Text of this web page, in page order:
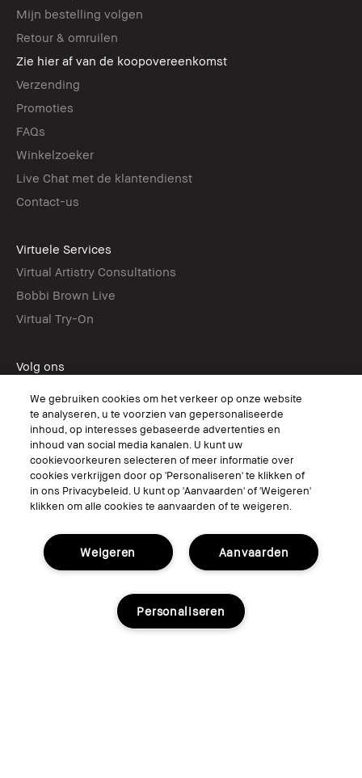
Mijn bestelling volgen
Retour & omruilen
Zie hier af van de koopovereenkomst
Verzending
Promoties
FAQs
Winkelzoeker
Live Chat met de klantendienst
Contact-us
Virtuele Services
Virtual Artistry Consultations
Bobbi Brown Live
Virtual Try-On
Volg ons
© Bobbi Brown Professional Cosmetics, Inc. All worldwide rights reserved.
Algemene voorwaarden
Mijn persoonlijke informatie niet verkopen of delen/Gerichte
advertenties
Het gebruik van mijn gevoelige persoonlijke informatie beperken
Privacybeleid
Beheer van sitecookies
We gebruiken cookies om het verkeer op onze website
te analyseren, u te voorzien van gepersonaliseerde
inhoud, op interesses gebaseerde advertenties en
inhoud van social media kanalen. U kunt uw
cookievoorkeuren selecteren of meer informatie over
cookies verkrijgen door op 'Personaliseren' te klikken of
in ons Privacybeleid. U kunt op 'Aanvaarden' of 'Weigeren'
klikken om alle cookies te aanvaarden of te weigeren.
Aanvaarden
Weigeren
Personaliseren